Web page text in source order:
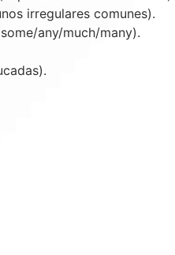
irregulares comunes).
any/much/many).